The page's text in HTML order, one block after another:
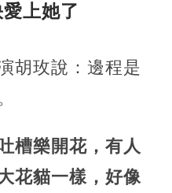
上她了
胡玫說：邊程是
槽樂開花，有人
花貓一樣，好像